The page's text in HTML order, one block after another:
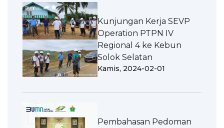
Kunjungan Kerja SEVP
Operation PTPN IV
Regional 4 ke Kebun
Solok Selatan
Kamis, 2024-02-01
Pembahasan Pedoman